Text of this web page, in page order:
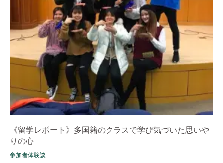
《留学レポート》多国籍のクラスで学び気づいた思いや
りの心
参加者体験談